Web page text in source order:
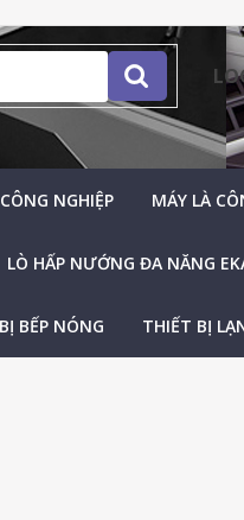
NGHIỆP MÁY LÀ
LÒ HẤP NƯỚNG ĐA NĂNG
BẾP NÓNG THIẾT BỊ